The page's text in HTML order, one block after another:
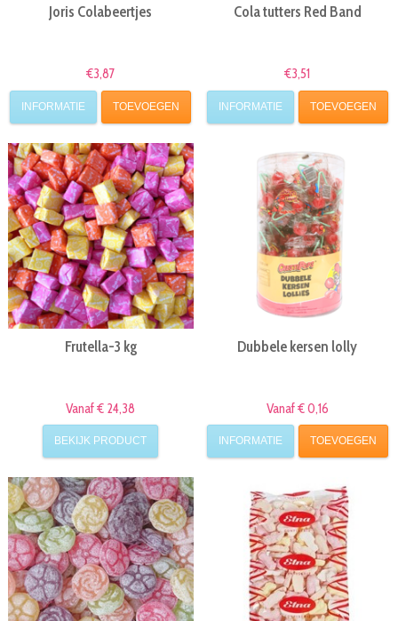
Joris Colabeertjes
€3,87
INFORMATIE TOEVOEGEN
Cola tutters Red Band
€3,51
INFORMATIE TOEVOEGEN
Frutella-3 kg
Vanaf € 24,38
BEKIJK PRODUCT
Dubbele kersen lolly
Vanaf € 0,16
INFORMATIE TOEVOEGEN